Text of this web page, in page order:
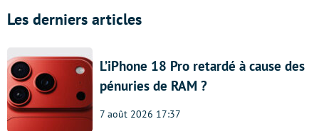
Les derniers articles
L’iPhone 18 Pro retardé à cause des
pénuries de RAM ?
7 août 2026 17:37